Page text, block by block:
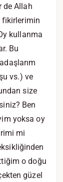
de Allah
fikirlerimin
kullanma
Bu
vs.) ve
size
Ben
yoksa oy
mi
o doğu
güzel